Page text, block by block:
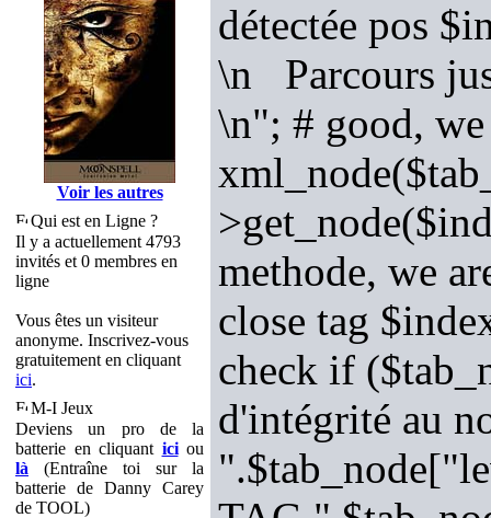
Voir les autres
Qui est en Ligne ?
Il y a actuellement 4793
invités et 0 membres en
ligne
Vous êtes un visiteur
anonyme. Inscrivez-vous
gratuitement en cliquant
ici.
M-I Jeux
Deviens un pro de la
batterie en cliquant iciou
là (Entraîne toi sur la
batterie de Danny Carey
de TOOL)
détectée pos
\n Parcours
\n"; # good,
methode, we
close tag
check if
d'intégrité au